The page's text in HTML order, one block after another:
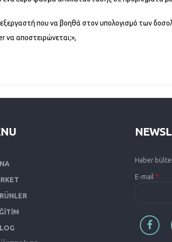
που να βοηθά στον υπολογισμό των
να αποστειρώνεται;»,
Ενδιαφερoμένων Για Αγορά Θεραπευτικού Laser
Haber
E-mail *